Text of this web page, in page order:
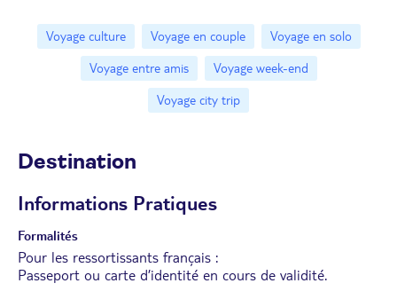
Voyage culture Voyage en couple
Voyage en solo
Voyage entre amis
Voyage week-end
Voyage city trip
Destination
Informations Pratiques
Formalités
Pour les ressortissants français :
Passeport ou carte d’identité en cours de validité.